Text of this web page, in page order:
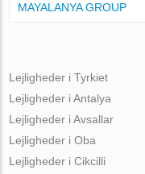
MAYALANYA GROUP
Lejligheder i Tyrkiet
Lejligheder i Antalya
Lejligheder i Avsallar
Lejligheder i Oba
Lejligheder i Cikcilli